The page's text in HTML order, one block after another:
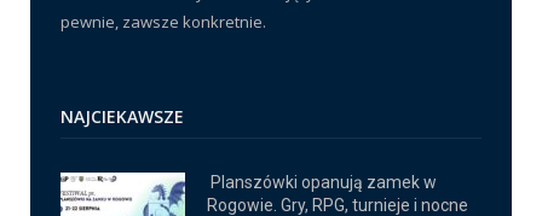
pewnie, zawsze konkretnie.
NAJCIEKAWSZE
Planszówki opanują zamek w
Rogowie. Gry, RPG, turnieje i nocne